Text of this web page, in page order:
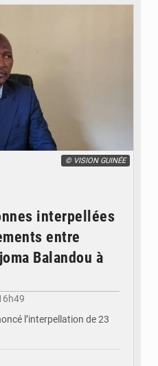
© VISION GUINÉE
interpellées
entre
Balandou à
l’interpellation de 23